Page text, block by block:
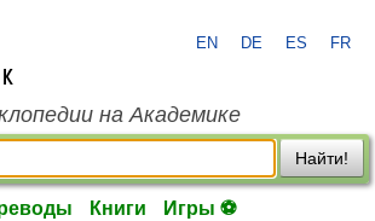
EN DE ES FR
на Академике
Найти!
Книги Игры ⚽